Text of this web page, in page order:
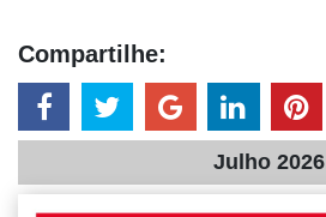
Compartilhe:
Julho 2026